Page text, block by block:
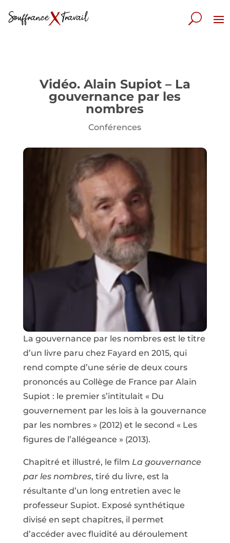
Vidéo. Alain Supiot – La
gouvernance par les
nombres
Conférences
La gouvernance par les nombres est le titre
d’un livre paru chez Fayard en 2015, qui
rend compte d’une série de deux cours
prononcés au Collège de France par Alain
Supiot : le premier s’intitulait « Du
gouvernement par les lois à la gouvernance
par les nombres » (2012) et le second « Les
figures de l’allégeance » (2013).
Chapitré et illustré, le film La gouvernance
par les nombres, tiré du livre, est la
résultante d’un long entretien avec le
professeur Supiot. Exposé synthétique
divisé en sept chapitres, il permet
d’accéder avec fluidité au déroulement